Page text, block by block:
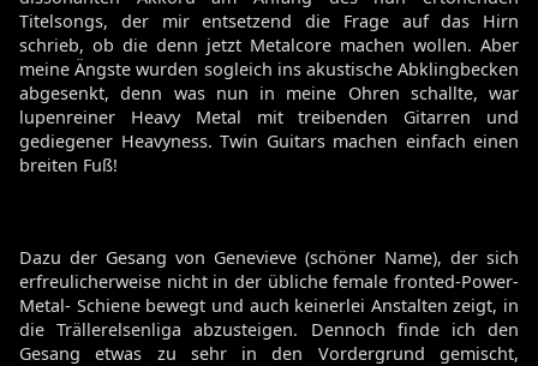
Titelsongs, der mir entsetzend die Frage auf das Hirn
schrieb, ob die denn jetzt Metalcore machen wollen. Aber
meine Ängste wurden sogleich ins akustische Abklingbecken
abgesenkt, denn was nun in meine Ohren schallte, war
lupenreiner Heavy Metal mit treibenden Gitarren und
gediegener Heavyness. Twin Guitars machen einfach einen
breiten Fuß!
Dazu der Gesang von Genevieve (schöner Name), der sich
erfreulicherweise nicht in der übliche female fronted-Power-
Metal- Schiene bewegt und auch keinerlei Anstalten zeigt, in
die Trällerelsenliga abzusteigen. Dennoch finde ich den
Gesang etwas zu sehr in den Vordergrund gemischt,